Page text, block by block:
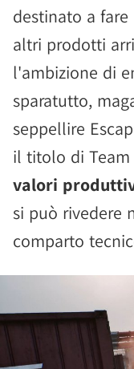
destinato a
altri prodotti
l'ambizione di
sparatutto,
seppellire
il titolo di
valori
si può rivedere
comparto